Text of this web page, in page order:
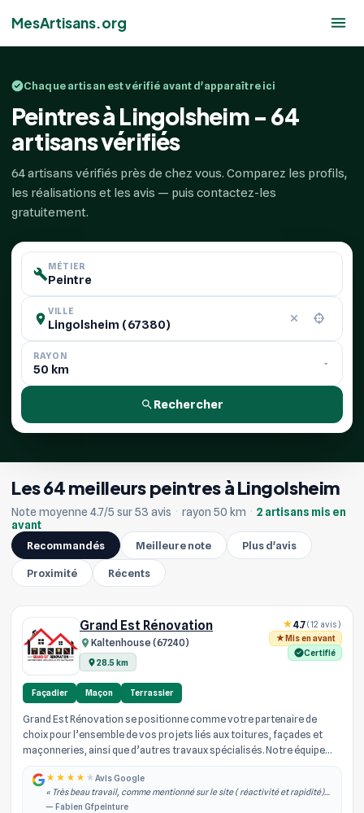
MesArtisans.org
Chaque artisan est vérifié avant d'apparaître ici
Peintres à Lingolsheim - 64
artisans vérifiés
64 artisans vérifiés près de chez vous. Comparez les profils,
les réalisations et les avis — puis contactez-les
gratuitement.
MÉTIER
VILLE
RAYON
Rechercher
Les 64 meilleurs peintres à Lingolsheim
Note moyenne 4.7/5 sur 53 avis · rayon 50 km · 2 artisans mis en
avant
Recommandés
Meilleure note Plus d'avis
Proximité Récents
Grand Est Rénovation
Kaltenhouse (67240)
28.5 km
4.7(12 avis)
Mis en avant
Certifié
Façadier Maçon Terrassier
Grand Est Rénovation se positionne comme votre partenaire de
choix pour l’ensemble de vos projets liés aux toitures, façades et
maçonneries, ainsi que d’autres travaux spécialisés. Notre équipe
Avis Google
« Très beau travail, comme mentionné sur le site ( réactivité et rapidité)
effectivement je les ai contacté dans la semaine qui à suivi j'ai obtenu un
— Fabien Gfpeinture